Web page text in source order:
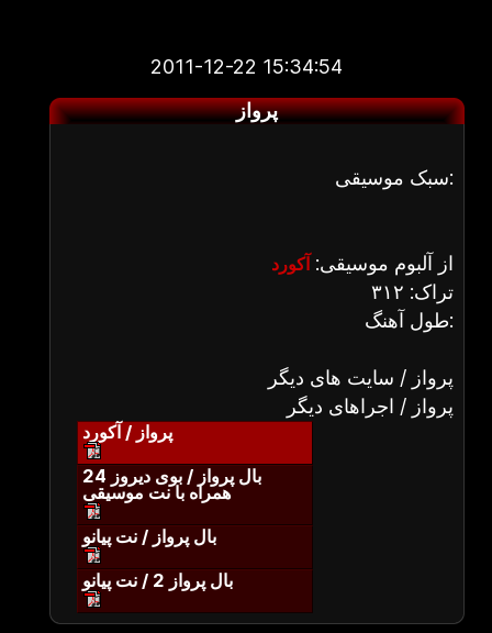
2011-12-22 15:34:54
پرواز
سبک موسیقی:
از آلبوم موسیقی: آکورد
تراک: ۳۱۲
طول آهنگ:
پرواز / سایت های دیگر
پرواز / اجراهای دیگر
پرواز / آکورد
بال پرواز / بوی دیروز 24
همراه با نت موسیقی
بال پرواز / نت پیانو
بال پرواز 2 / نت پیانو